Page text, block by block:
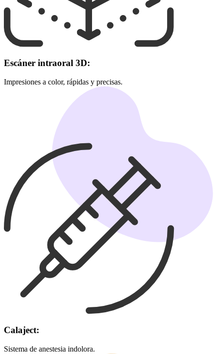
Escáner intraoral 3D:
Impresiones a color, rápidas y precisas.
Calaject:
Sistema de anestesia indolora.